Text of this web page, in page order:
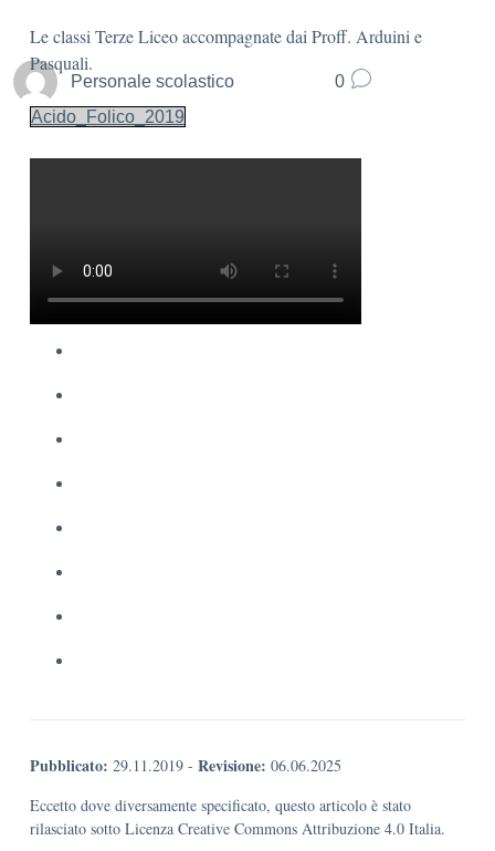
Personale scolastico 0
Le classi Terze Liceo accompagnate dai Proff. Arduini e
Pasquali.
Acido_Folico_2019
Pubblicato: 29.11.2019 - Revisione: 06.06.2025
Eccetto dove diversamente specificato, questo articolo è stato
rilasciato sotto Licenza Creative Commons Attribuzione 4.0 Italia.